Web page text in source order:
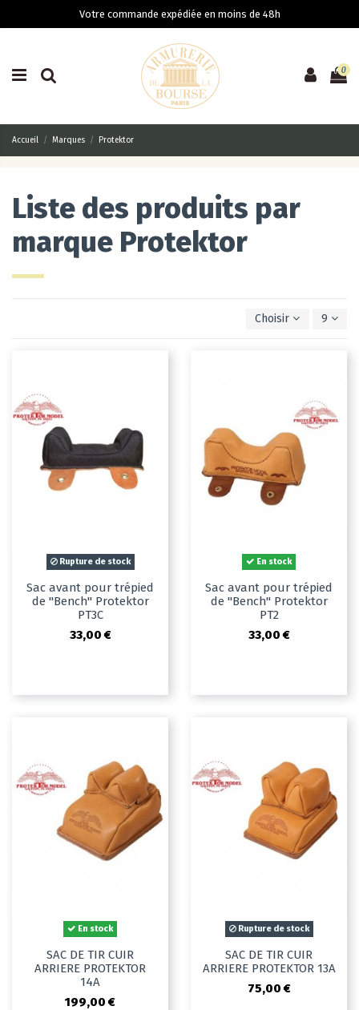
Votre commande expédiée en moins de 48h
0
Accueil Marques Protektor
Liste des produits par
marque Protektor
Choisir 9
Rupture de stock
Sac avant pour trépied
de "Bench" Protektor
PT3C
33,00 €
En stock
Sac avant pour trépied
de "Bench" Protektor
PT2
33,00 €
En stock
SAC DE TIR CUIR
ARRIERE PROTEKTOR
14A
199,00 €
Rupture de stock
SAC DE TIR CUIR
ARRIERE PROTEKTOR 13A
75,00 €